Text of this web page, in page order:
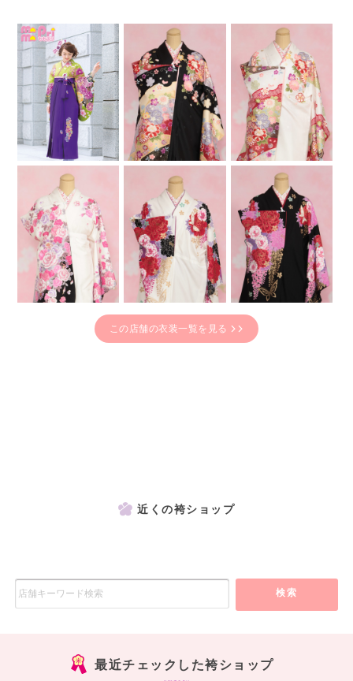
この店舗の衣装一覧を見る
近くの袴ショップ
検索
最近チェックした袴ショップ